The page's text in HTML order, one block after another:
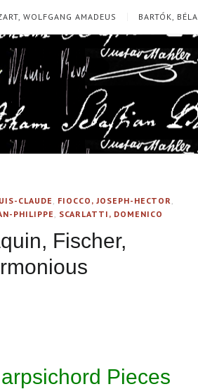
WOLFGANG AMADEUS BARTÓK, BÉLA
CLAUDE, FIOCCO, JOSEPH-HECTOR,
PHILIPPE , SCARLATTI, DOMENICO
Fischer,
Pieces